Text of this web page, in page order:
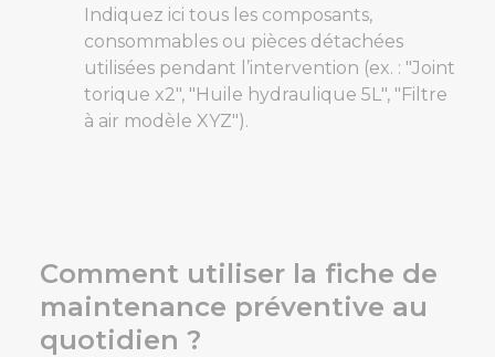
Indiquez ici tous les composants,
consommables ou pièces détachées
utilisées pendant l’intervention (ex. : "Joint
torique x2", "Huile hydraulique 5L", "Filtre
à air modèle XYZ").
Comment utiliser la fiche de
maintenance préventive au
quotidien ?